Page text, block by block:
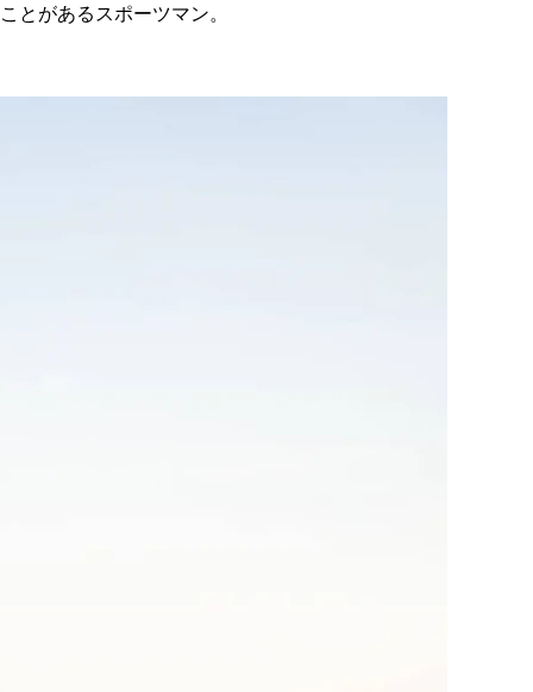
とがあるスポーツマン。